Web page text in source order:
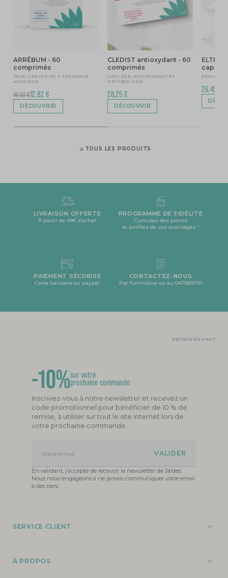
ARRÊBUM - 60
comprimés
PEAU GRASSE OU À TENDANCE
ACNÉIQUE
16,02 €12,82 €
DÉCOUVRIR
CLEDIST antioxydant - 60
comprimés
ANTI-ÂGE, ANTIOXYDANT ET
MÉTABOLISME
28,25 €
DÉCOUVRIR
PEAU
26,45 €
TOUS LES PRODUITS
LIVRAISON OFFERTE
À partir de 49€ d’achat
PROGRAMME DE FIDÉLITÉ
Cumulez des points
et profitez de vos avantages !
PAIEMENT SÉCURISÉ
Carte bancaire ou paypal
CONTACTEZ-NOUS
Par formulaire ou au 0475850191
RETOUR EN HAUT
-10%sur votre
prochaine commande
Inscrivez-vous à notre newsletter et recevez un
code promotionnel pour bénéficier de 10 % de
remise, à utiliser sur tout le site internet lors de
votre prochaine commande.
Votre email
En validant, j’accepte de recevoir la newsletter de Jaldes.
Nous nous engageons à ne jamais communiquer votre email
à des tiers.
SERVICE CLIENT
À PROPOS